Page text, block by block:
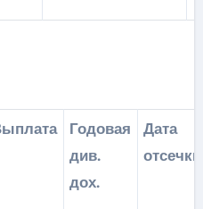
Выплата
Годовая
див.
дох.
Дата
отсечки